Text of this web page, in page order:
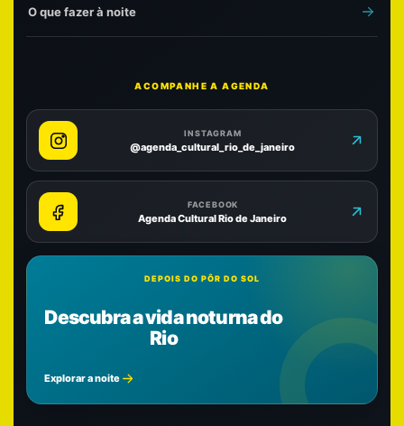
O que fazer à noite
ACOMPANHE A AGENDA
INSTAGRAM
@agenda_cultural_rio_de_janeiro
FACEBOOK
Agenda Cultural Rio de Janeiro
DEPOIS DO PÔR DO SOL
Descubra a vida noturna do
Rio
Explorar a noite